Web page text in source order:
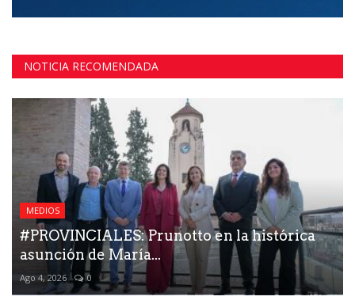
NOTICIA RECOMENDADA
MEDIOS
#PROVINCIALES: Prunotto en la histórica
asunción de María...
Ago 4, 2026 0